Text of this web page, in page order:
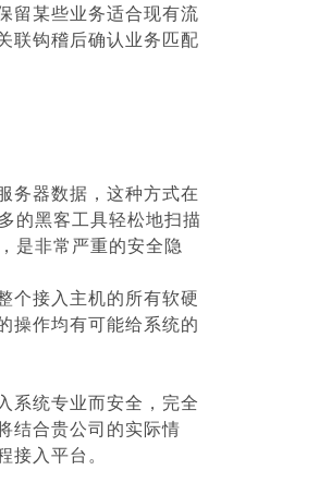
留某些业务适合现有流
联钩稽后确认业务匹配
务器数据，这种方式在
的黑客工具轻松地扫描
是非常严重的安全隐
个接入主机的所有软硬
操作均有可能给系统的
系统专业而安全，完全
结合贵公司的实际情
接入平台。